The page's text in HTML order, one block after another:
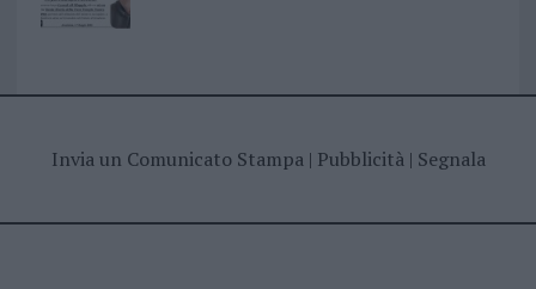
Invia un Comunicato Stampa| Pubblicità| Segnala